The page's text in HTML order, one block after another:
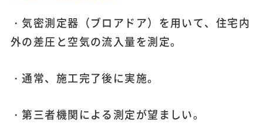
・気密測定器（ブロアドア）を用いて、住宅内
外の差圧と空気の流入量を測定。
・通常、施工完了後に実施。
・第三者機関による測定が望ましい。